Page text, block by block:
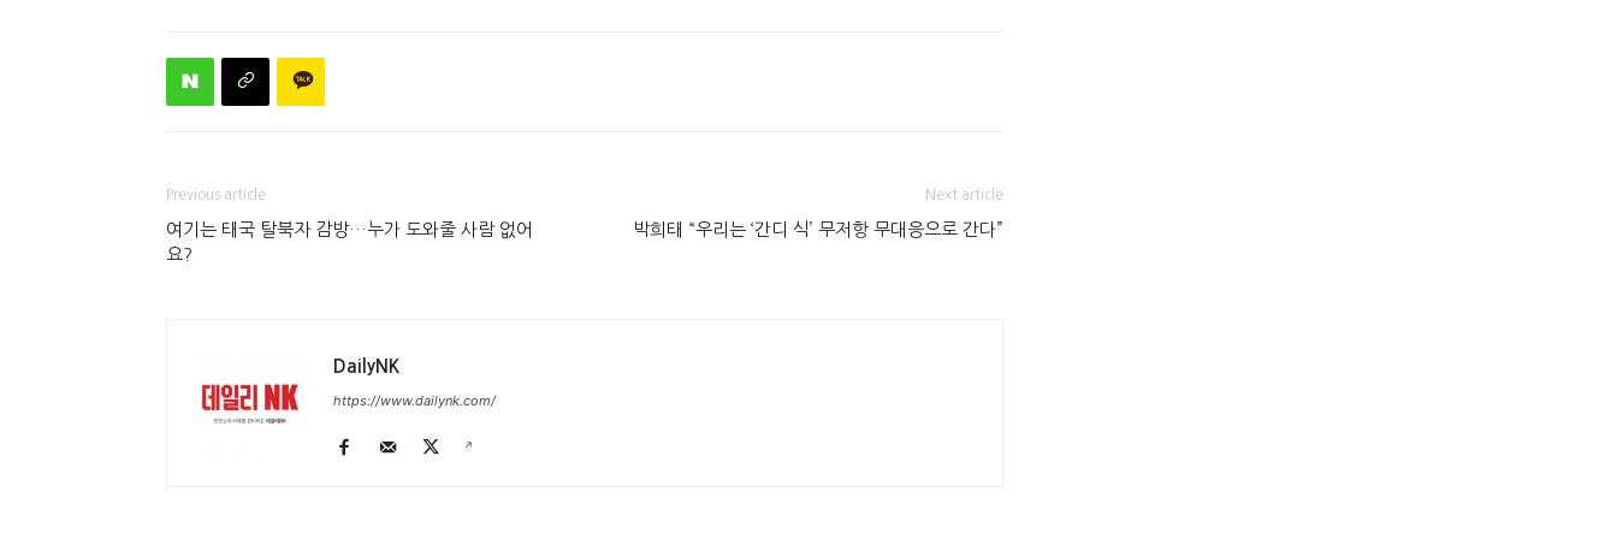
Previous article
여기는 태국 탈북자 감방…누가 도와줄 사람 없어
요?
Next article
박희태 “우리는 ‘간디 식’ 무저항 무대응으로 간다”
DailyNK
https://www.dailynk.com/